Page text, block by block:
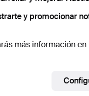
y promocionar
más información en